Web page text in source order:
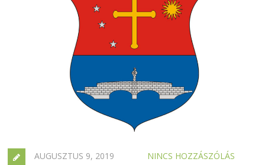
AUGUSZTUS 9, 2019 NINCS HOZZÁSZÓLÁS